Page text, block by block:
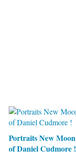
Portraits New Moon
of Daniel Cudmore !